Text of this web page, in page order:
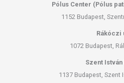
Pólus Center (Pólus
1152 Budapest,
Rákóczi
1072 Budapest,
Szent
1137 Budapest, Szent